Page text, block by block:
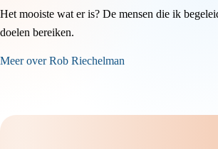
Het mooiste wat er is? De mensen die ik
doelen bereiken.
Meer over Rob Riechelman